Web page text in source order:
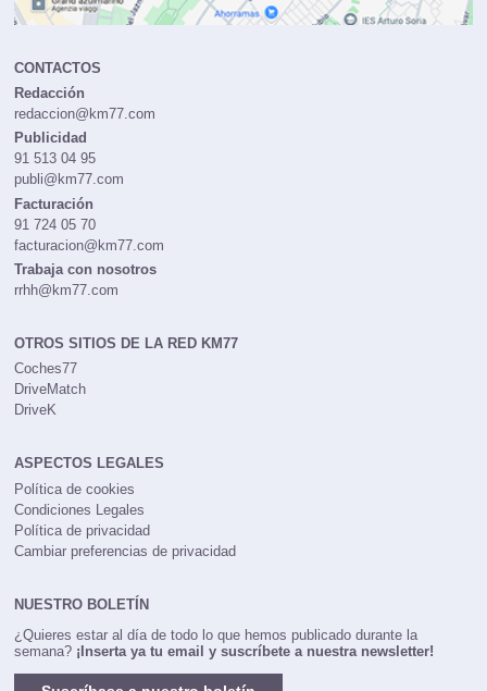
CONTACTOS
Redacción
redaccion@km77.com
Publicidad
91 513 04 95
publi@km77.com
Facturación
91 724 05 70
facturacion@km77.com
Trabaja con nosotros
OTROS SITIOS DE LA RED KM77
Coches77
DriveMatch
ASPECTOS LEGALES
Política de cookies
Condiciones Legales
Política de privacidad
¿Quieres estar al día de todo lo que hemos publicado durante la